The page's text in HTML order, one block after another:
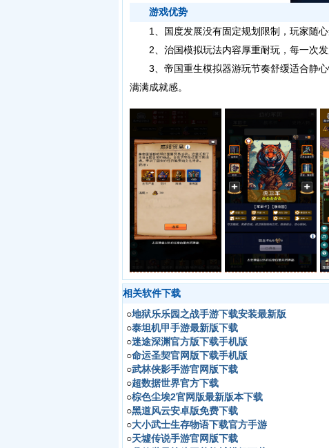
游戏优势
1、国度发展没有固定规划限制，玩家随心
2、治国模拟玩法内容厚重耐玩，每一次发
3、帝国重生模拟器游玩节奏舒缓适合静心
满满成就感。
相关软件下载
○地狱乐乐园之战手游下载安装最新版
○泰坦机甲手游最新版下载
○迷途深渊官方版下载手机版
○命运圣契官网版下载手机版
○武林侠影手游官网版下载
○超数据世界官方下载
○棕色尘埃2官网版最新版本下载
○黑道风云安卓版免费下载
○大小武士生存物语下载官方手游
○天墟传说手游官网版下载